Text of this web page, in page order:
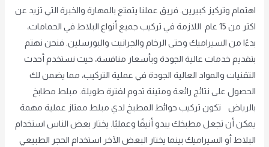
اهتمام وتركيز كبيرين. فريق عملنا يتمتع بالمهارة والخبرة التي تزيد عن
اكثر من 15 عام اللازمة في تركيب جميع أنواع البلاط في الحمامات،
بدءًا من السيراميك وحتى الرخام والجرانيت والبورسلين. فنحن نهتم
بتقديم خدمات عالية الجودة وبأسعار منافسة، حيث نستخدم أحدث
التقنيات والمواد العالية الجودة في عملية التركيب، مما يضمن لك
الحصول على نتائج رائعة ومتينة تدوم لفترة طويلة. مبلط مطابخ
بالرياض تكون تركيب حوائط المطبخ لدي مبلط ممتاز عملية مهمة
يمكن أن تجعل مطبخك يبدو أنيقًا وعمليًا. يختار بعض الناس استخدام
البلاط أو السيراميك بينما يختار البعض الآخر استخدام الحجر الطبيعي